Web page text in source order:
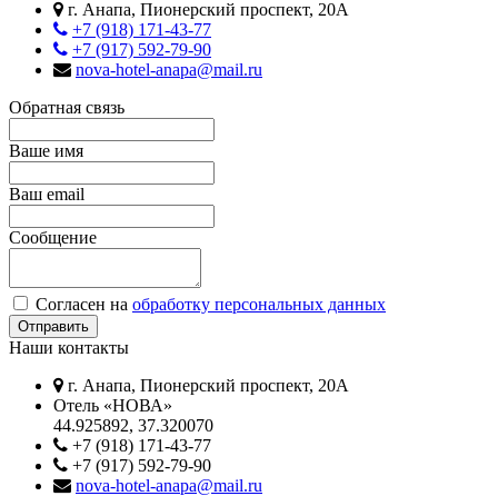
г. Анапа, Пионерский проспект, 20А
+7 (918) 171-43-77
+7 (917) 592-79-90
nova-hotel-anapa@mail.ru
Обратная связь
Ваше имя
Ваш email
Сообщение
Согласен на обработку персональных данных
Наши контакты
г. Анапа, Пионерский проспект, 20А
Отель «НОВА»
44.925892, 37.320070
+7 (918) 171-43-77
+7 (917) 592-79-90
nova-hotel-anapa@mail.ru